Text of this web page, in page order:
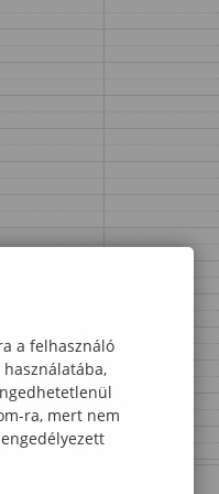
a felhasználó
ra, mert nem